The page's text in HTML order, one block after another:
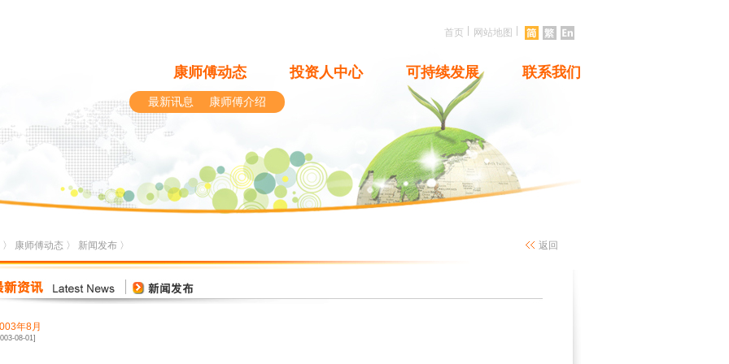
首页 网站地图
康师傅动态 投资人中心 可持续发展 联系我们
最新讯息 康师傅介绍
〉 康师傅动态 〉 新闻发布 〉 返回
年8月
08-01]